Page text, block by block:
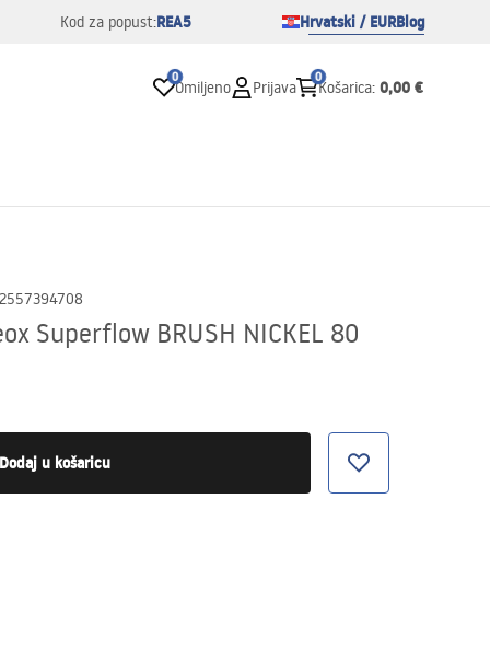
Kod za popust:REA5 Hrvatski / EURBlog
0
Omiljeno Prijava
0
Košarica: 0,00 €
Superflow BRUSH NICKEL 80
Dodaj u košaricu